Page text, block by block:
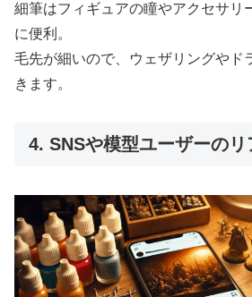
細筆はフィギュアの瞳やアクセサリ
に便利。
毛先が細いので、ウェザリングやド
きます。
4. SNSや模型ユーザーのリ